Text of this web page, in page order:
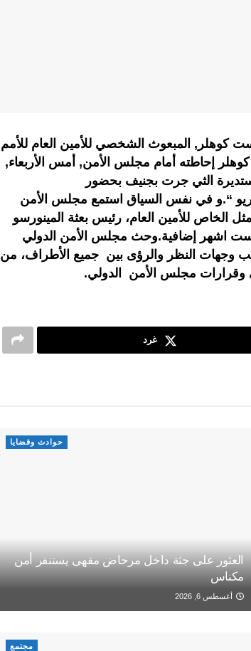
المبعوث الشخصي للأمين العام للأمم
إحاطته أمام مجلس الأمن, أمس الأربعاء,
الثي جرت بجنيف بحضور
“.و في نفس السياق استمع مجلس الأمن
الخاص للأمين العام، رئيس بعثة المينورسو
ست اشهر إضافية.وحث مجلس الأمن الدولي
وجهات النظر والرؤى بين جميع الأطراف، من
وقرارات مجلس الأمن الدولي.
غرد
حوادث وقضايا
العثور على جثة داخل مرحاض مقهى يستنفر أمن
مكناس
أغسطس 6, 2026
مجتمع